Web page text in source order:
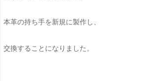
本革の持ち手を新規に製作し、
交換することになりました。